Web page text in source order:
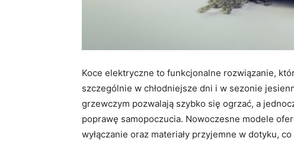
Koce elektryczne to funkcjonalne rozwiązanie,
szczególnie w chłodniejsze dni i w sezonie
grzewczym pozwalają szybko się ogrzać, a
poprawę samopoczucia. Nowoczesne modele
wyłączanie oraz materiały przyjemne w dotyku,